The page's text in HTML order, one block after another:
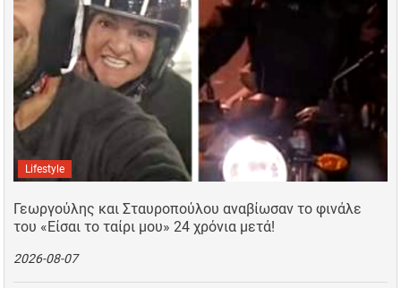
Lifestyle
Γεωργούλης και Σταυροπούλου αναβίωσαν το φινάλε
του «Είσαι το ταίρι μου» 24 χρόνια μετά!
2026-08-07